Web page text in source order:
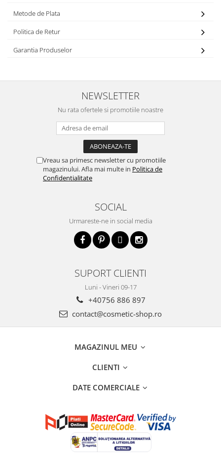
Metode de Plata
Politica de Retur
Garantia Produselor
NEWSLETTER
Nu rata ofertele si promotiile noastre
Vreau sa primesc newsletter cu promotiile
magazinului. Afla mai multe in Politica de
Confidentialitate
SOCIAL
Urmareste-ne in social media
SUPORT CLIENTI
Luni - Vineri 09-17
+40756 886 897
contact@cosmetic-shop.ro
MAGAZINUL MEU
CLIENTI
DATE COMERCIALE